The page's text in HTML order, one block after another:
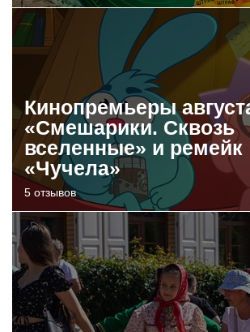
Кинопремьеры
«Смешарики. Сквозь
вселенные» и ремейк
«Чучела»
5 отзывов